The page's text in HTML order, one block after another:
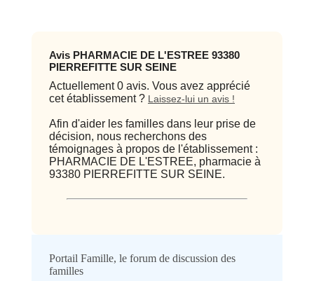
Avis PHARMACIE DE L'ESTREE 93380
PIERREFITTE SUR SEINE
Actuellement 0 avis. Vous avez apprécié
cet établissement ? Laissez-lui un avis !
Afin d'aider les familles dans leur prise de
décision, nous recherchons des
témoignages à propos de l'établissement :
PHARMACIE DE L'ESTREE, pharmacie à
93380 PIERREFITTE SUR SEINE.
Avis
Portail Famille, le forum de discussion des
familles